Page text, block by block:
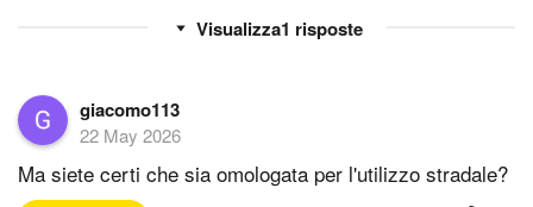
1 risposte
giacomo113
22 May 2026
Ma siete certi che sia omologata per l'utilizzo stradale?